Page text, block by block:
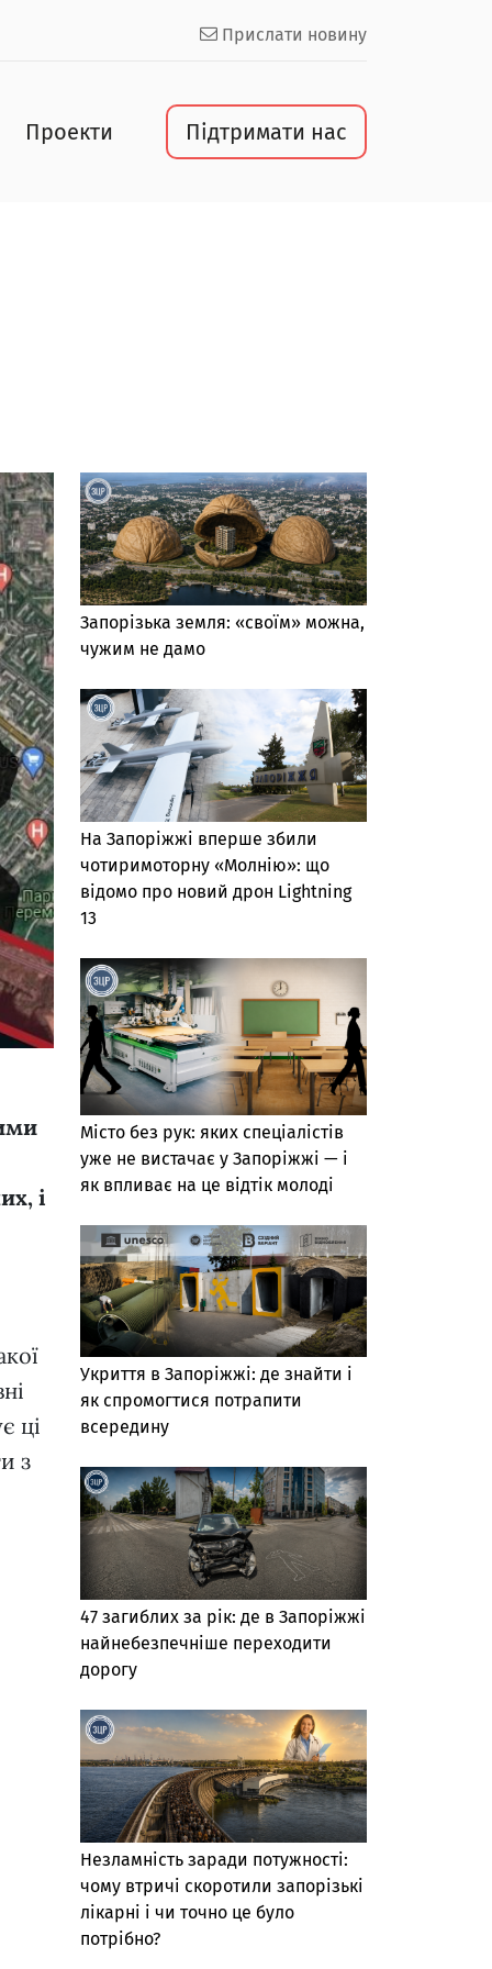
Прислати новину
Проекти Підтримати нас
і
ці
з
Запорізька земля: «своїм» можна,
чужим не дамо
На Запоріжжі вперше збили
чотиримоторну «Молнію»: що
відомо про новий дрон Lightning
13
Місто без рук: яких спеціалістів
уже не вистачає у Запоріжжі — і
як впливає на це відтік молоді
Укриття в Запоріжжі: де знайти і
як спромогтися потрапити
всередину
47 загиблих за рік: де в Запоріжжі
найнебезпечніше переходити
дорогу
Незламність заради потужності:
чому втричі скоротили запорізькі
лікарні і чи точно це було
потрібно?